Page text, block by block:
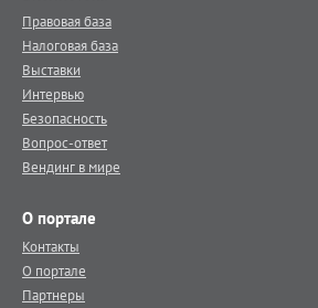
Правовая база
Налоговая база
Выставки
Интервью
Безопасность
Вопрос-ответ
Вендинг в мире
О портале
Контакты
О портале
Партнеры